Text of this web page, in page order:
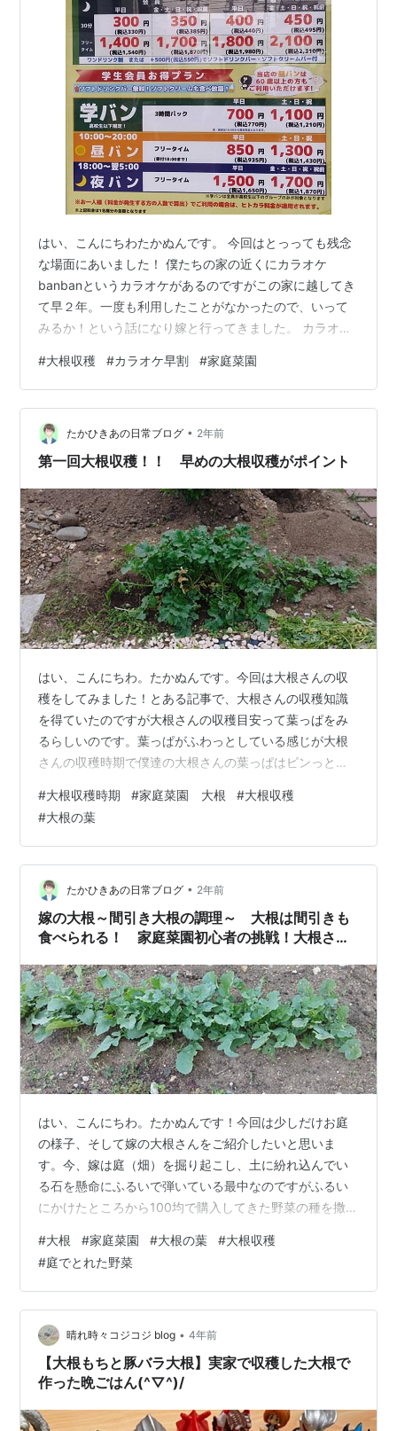
はい、こんにちわたかぬんです。 今回はとっっても残念
な場面にあいました！ 僕たちの家の近くにカラオケ
banbanというカラオケがあるのですがこの家に越してき
て早２年。一度も利用したことがなかったので、いって
みるか！という話になり嫁と行ってきました。 カラオケ
０円で利用できます。※地域にもよりますが、僕たちの近
場にあるカラオケbanbanは ワンドリンク制でした。 ス
ポンサーリンク それでも気軽に利用できるお値段！ 嫁
「何時にいくの？」 「１０時からだから９時４０分ごろ
に家出るか」 嫁「じゃあコンビニでお酒とおつまみ買
#大根収穫 #カラオケ早割 #家庭菜園
たかひきあの日常ブログ • 2年前
第一回大根収穫！！ 早めの大根収穫がポイント
はい、こんにちわ。たかぬんです。今回は大根さんの収
穫をしてみました！とある記事で、大根さんの収穫知識
を得ていたのですが大根さんの収穫目安って葉っぱをみ
るらしいのです。葉っぱがふわっとしている感じが大根
さんの収穫時期で僕達の大根さんの葉っぱはピンっと上
した。 スポンサーリンク また大根さんの収穫は早すぎる
と味が悪く遅すぎるとスが入ってしまうとかかれていま
した。丁度いい時期に収穫しないといけないんだなと思
いながら記事を見ていたのですが…これまたとある記事
で「大根の収穫は消費の事も考えて、早めに行った方が
いい」と書かれていたのです。僕たちは「確かに！…
#大根収穫時期 #家庭菜園 大根 #大根収穫
#大根の葉
たかひきあの日常ブログ • 2年前
嫁の大根～間引き大根の調理～ 大根は間引きも
食べられる！ 家庭菜園初心者の挑戦！大根さん
はい、こんにちわ。たかぬんです！今回は少しだけお庭
の様子、そして嫁の大根さんをご紹介したいと思いま
す。今、嫁は庭（畑）を掘り起こし、土に紛れ込んでい
る石を懸命にふるいで弾いている最中なのですがふるい
にかけたところから100均で購入してきた野菜の種を撒
の写真の野菜はモロヘイヤです。芽が出てきてから全然
育っていませんがモノヘイヤです。最初の頃は「石？そ
のままでいいんじゃない？」と言っていた嫁でしたが、
流石にじゃがいもを収穫した時大きな石や瓦礫がごろご
ろと出てきて……このままでは野菜の成長に影響する
な……と考えたのでしょう「やっぱりふるい買うわ」…
#大根 #家庭菜園 #大根の葉 #大根収穫
#庭でとれた野菜
晴れ時々コジコジ blog • 4年前
【大根もちと豚バラ大根】実家で収穫した大根で
作った晩ごはん(^▽^)/